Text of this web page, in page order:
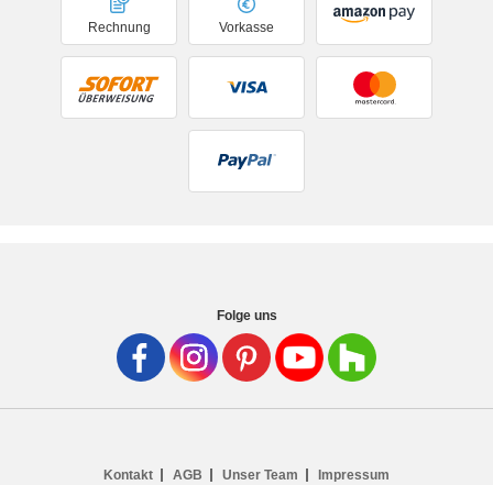
Vorkasse
Rechnung
Folge uns
Kontakt AGB Unser Team Impressum